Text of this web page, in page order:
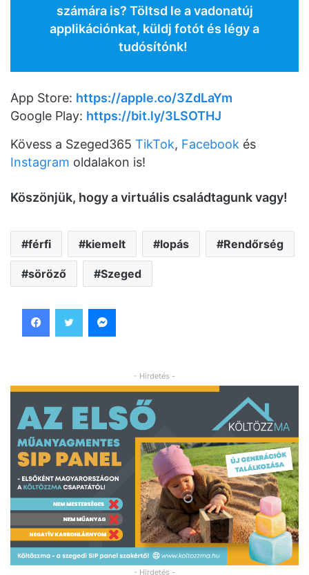
számára is? Töltsd le a vadonatúj
applikációnkat, küldj fotót és légy a
tudósítónk!
App Store: https://apple.co/3ZdLaYm
Google Play: https://bit.ly/3LSOTHJ
Kövess a Szeged365 TikTok, Facebook és
Instagram oldalakon is!
Köszönjük, hogy a virtuális családtagunk vagy!
férfi kiemelt lopás Rendőrség
söröző Szeged
- Hirdetés -
- Hirdetés -